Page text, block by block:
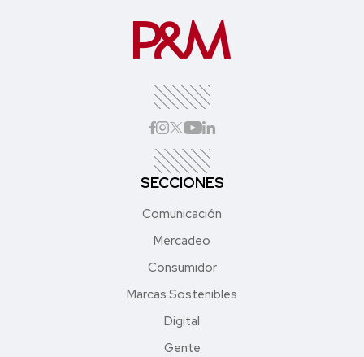
SECCIONES
Comunicación
Mercadeo
Consumidor
Marcas Sostenibles
Digital
Gente